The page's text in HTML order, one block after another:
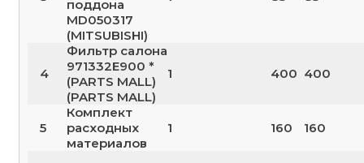
поддона
MD050317
(MITSUBISHI)
4
Фильтр салона
971332E900 *
(PARTS MALL)
(PARTS MALL)
1 400 400
5
Комплект
расходных
материалов
1 160 160